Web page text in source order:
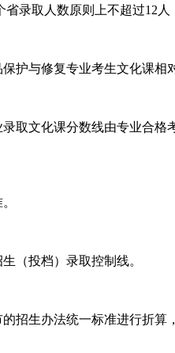
录取人数原则上不超过12
护与修复专业考生文化课相
取文化课分数线由专业合
（投档）录取控制线。
招生办法统一标准进行折